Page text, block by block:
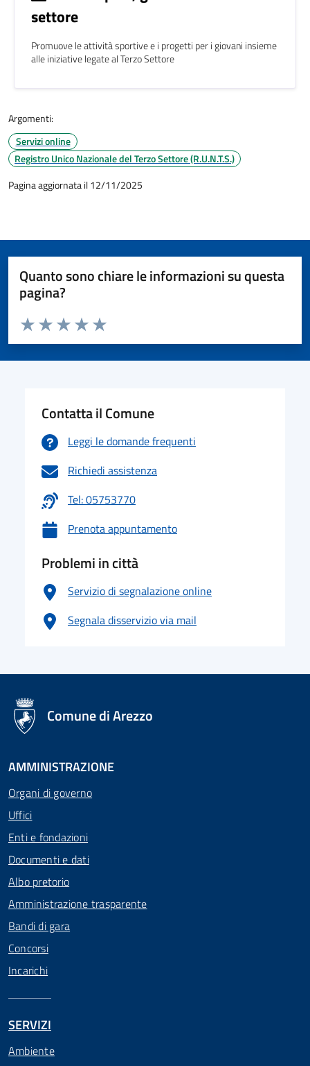
settore
Promuove le attività sportive e i progetti per i giovani insieme
alle iniziative legate al Terzo Settore
Argomenti:
Servizi online
Registro Unico Nazionale del Terzo Settore (R.U.N.T.S.)
Pagina aggiornata il 12/11/2025
Quanto sono chiare le informazioni su questa
pagina?
Valuta da 1 a 5 stelle la pagina
Valuta 5 stelle su 5
Valuta 4 stelle su 5
Valuta 3 stelle su 5
Valuta 2 stelle su 5
Valuta 1 stelle su 5
Contatta il Comune
Leggi le domande frequenti
Richiedi assistenza
Tel: 05753770
Prenota appuntamento
Problemi in città
Servizio di segnalazione online
Segnala disservizio via mail
logo Unione Europea
Comune di Arezzo
AMMINISTRAZIONE
Organi di governo
Uffici
Enti e fondazioni
Documenti e dati
Albo pretorio
Amministrazione trasparente
Bandi di gara
Concorsi
Incarichi
SERVIZI
Ambiente